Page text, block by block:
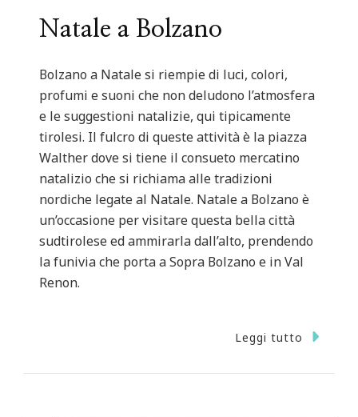
Natale a Bolzano
Bolzano a Natale si riempie di luci, colori,
profumi e suoni che non deludono l’atmosfera
e le suggestioni natalizie, qui tipicamente
tirolesi. Il fulcro di queste attività è la piazza
Walther dove si tiene il consueto mercatino
natalizio che si richiama alle tradizioni
nordiche legate al Natale. Natale a Bolzano è
un’occasione per visitare questa bella città
sudtirolese ed ammirarla dall’alto, prendendo
la funivia che porta a Sopra Bolzano e in Val
Renon.
Leggi tutto